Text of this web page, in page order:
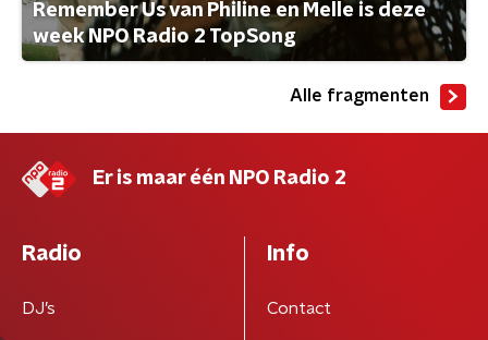
Remember Us van Philine en Melle is deze
week NPO Radio 2 TopSong
Alle fragmenten
Er is maar één NPO Radio 2
Radio
DJ’s
Info
Contact